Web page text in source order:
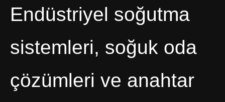
Endüstriyel soğutma
sistemleri, soğuk oda
çözümleri ve anahtar